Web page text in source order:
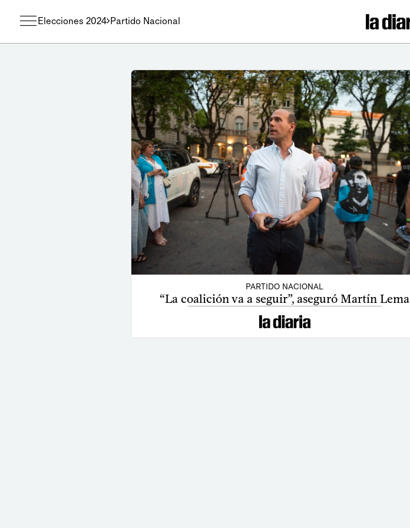
Elecciones 2024 Partido Nacional
PARTIDO NACIONAL
“La coalición va a seguir”, aseguró Martín Lema